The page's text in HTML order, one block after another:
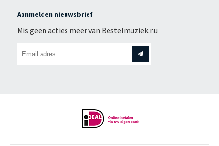
Aanmelden nieuwsbrief
Mis geen acties meer van Bestelmuziek.nu